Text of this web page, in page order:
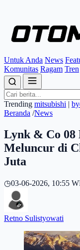
Untuk Anda News
Komunitas Ragam Tren
Trending mitsubishi |
Beranda /News
Lynk & Co 08
Meluncur di
Juta
◷03-06-2026, 10:55
Retno Sulistyowati